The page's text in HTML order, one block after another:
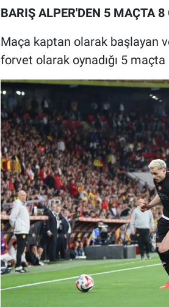
BARIŞ ALPER'DEN 5 MAÇTA 8
Maça kaptan olarak başlayan
forvet olarak oynadığı 5